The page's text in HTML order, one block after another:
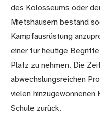
des Kolosseums oder
Mietshäusern bestand
Kampfausrüstung
einer für heutige
Platz zu nehmen. Die
abwechslungsreichen
vielen hinzugewonnenen
Schule zurück.